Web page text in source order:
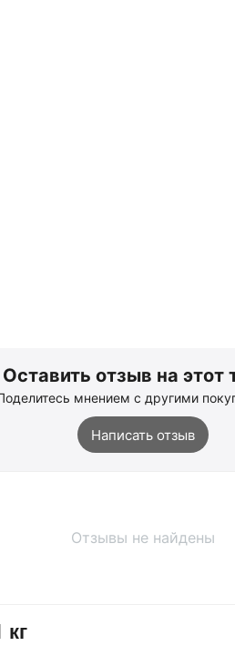
Оставить отзыв на этот
мнением с другими
Написать отзыв
Отзывы не найдены